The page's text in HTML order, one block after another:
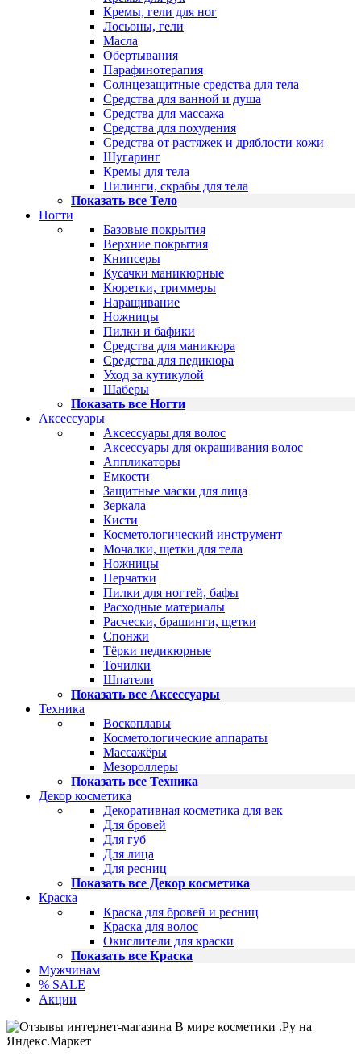
Кремы, гели для ног
Лосьоны, гели
Масла
Обертывания
Парафинотерапия
Солнцезащитные средства для тела
Средства для ванной и душа
Средства для массажа
Средства для похудения
Средства от растяжек и дряблости кожи
Шугаринг
Кремы для тела
Пилинги, скрабы для тела
Показать все Тело
Ногти
Базовые покрытия
Верхние покрытия
Книпсеры
Кусачки маникюрные
Кюретки, триммеры
Наращивание
Ножницы
Пилки и бафики
Средства для маникюра
Средства для педикюра
Уход за кутикулой
Шаберы
Показать все Ногти
Аксессуары
Аксессуары для волос
Аксессуары для окрашивания волос
Аппликаторы
Емкости
Защитные маски для лица
Зеркала
Кисти
Косметологический инструмент
Мочалки, щетки для тела
Ножницы
Перчатки
Пилки для ногтей, бафы
Расходные материалы
Расчески, брашинги, щетки
Спонжи
Тёрки педикюрные
Точилки
Шпатели
Показать все Аксессуары
Техника
Воскоплавы
Косметологические аппараты
Массажёры
Мезороллеры
Показать все Техника
Декор косметика
Декоративная косметика для век
Для бровей
Для губ
Для лица
Для ресниц
Показать все Декор косметика
Краска
Краска для бровей и ресниц
Краска для волос
Окислители для краски
Показать все Краска
Мужчинам
% SALE
Акции